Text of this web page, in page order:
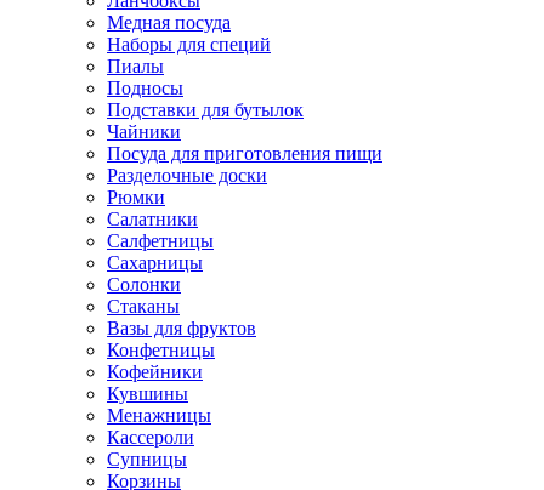
Медная посуда
Наборы для специй
Пиалы
Подносы
Подставки для бутылок
Чайники
Посуда для приготовления пищи
Разделочные доски
Рюмки
Салатники
Салфетницы
Сахарницы
Солонки
Стаканы
Вазы для фруктов
Конфетницы
Кофейники
Кувшины
Менажницы
Кассероли
Супницы
Корзины